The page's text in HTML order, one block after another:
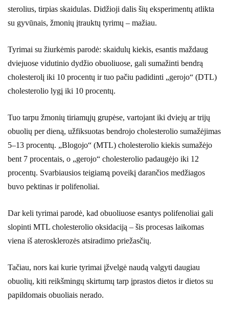
sterolius, tirpias skaidulas. Didžioji dalis šių eksperimentų atlikta
su gyvūnais, žmonių įtrauktų tyrimų – mažiau.
Tyrimai su žiurkėmis parodė: skaidulų kiekis, esantis maždaug
dviejuose vidutinio dydžio obuoliuose, gali sumažinti bendrą
cholesterolį iki 10 procentų ir tuo pačiu padidinti „gerojo“ (DTL)
cholesterolio lygį iki 10 procentų.
Tuo tarpu žmonių tiriamųjų grupėse, vartojant iki dviejų ar trijų
obuolių per dieną, užfiksuotas bendrojo cholesterolio sumažėjimas
5–13 procentų. „Blogojo“ (MTL) cholesterolio kiekis sumažėjo
bent 7 procentais, o „gerojo“ cholesterolio padaugėjo iki 12
procentų. Svarbiausios teigiamą poveikį darančios medžiagos
buvo pektinas ir polifenoliai.
Dar keli tyrimai parodė, kad obuoliuose esantys polifenoliai gali
slopinti MTL cholesterolio oksidaciją – šis procesas laikomas
viena iš aterosklerozės atsiradimo priežasčių.
Tačiau, nors kai kurie tyrimai įžvelgė naudą valgyti daugiau
obuolių, kiti reikšmingų skirtumų tarp įprastos dietos ir dietos su
papildomais obuoliais nerado.